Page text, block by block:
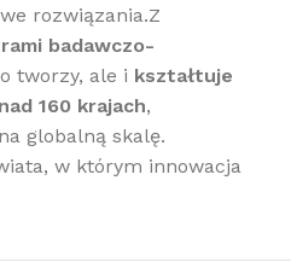
rozwiązania.Z
badawczo-
tworzy, ale i kształtuje
160 krajach,
na globalną skalę.
w którym innowacja